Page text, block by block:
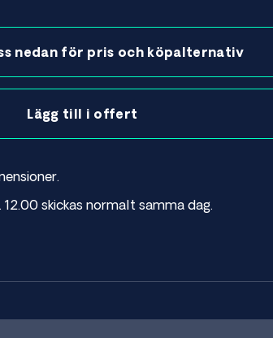
nedan för pris och köpalternativ
Lägg till i offert
skickas normalt samma dag.